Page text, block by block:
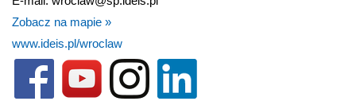
Zobacz na mapie »
www.ideis.pl/wroclaw